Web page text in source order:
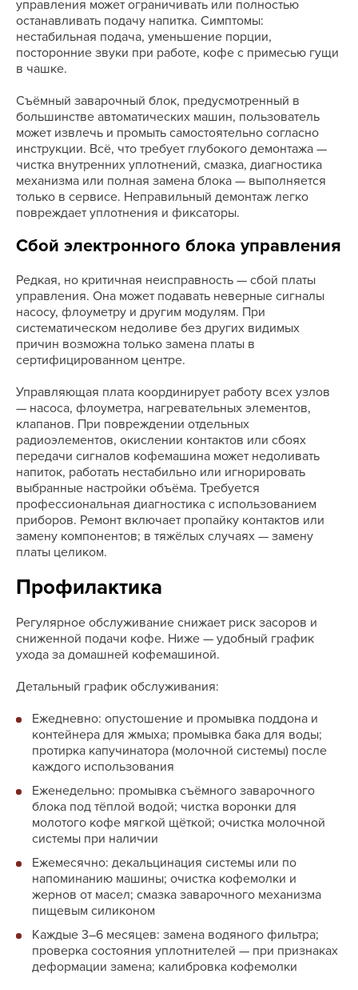
управления может ограничивать или полностью
останавливать подачу напитка. Симптомы:
нестабильная подача, уменьшение порции,
посторонние звуки при работе, кофе с примесью гущи
в чашке.
Съёмный заварочный блок, предусмотренный в
большинстве автоматических машин, пользователь
может извлечь и промыть самостоятельно согласно
инструкции. Всё, что требует глубокого демонтажа —
чистка внутренних уплотнений, смазка, диагностика
механизма или полная замена блока — выполняется
только в сервисе. Неправильный демонтаж легко
повреждает уплотнения и фиксаторы.
Сбой электронного блока управления
Редкая, но критичная неисправность — сбой платы
управления. Она может подавать неверные сигналы
насосу, флоуметру и другим модулям. При
систематическом недоливе без других видимых
причин возможна только замена платы в
сертифицированном центре.
Управляющая плата координирует работу всех узлов
— насоса, флоуметра, нагревательных элементов,
клапанов. При повреждении отдельных
радиоэлементов, окислении контактов или сбоях
передачи сигналов кофемашина может недоливать
напиток, работать нестабильно или игнорировать
выбранные настройки объёма. Требуется
профессиональная диагностика с использованием
приборов. Ремонт включает пропайку контактов или
замену компонентов; в тяжёлых случаях — замену
платы целиком.
Профилактика
Регулярное обслуживание снижает риск засоров и
сниженной подачи кофе. Ниже — удобный график
ухода за домашней кофемашиной.
Детальный график обслуживания:
Ежедневно: опустошение и промывка поддона и
контейнера для жмыха; промывка бака для воды;
протирка капучинатора (молочной системы) после
каждого использования
Еженедельно: промывка съёмного заварочного
блока под тёплой водой; чистка воронки для
молотого кофе мягкой щёткой; очистка молочной
системы при наличии
Ежемесячно: декальцинация системы или по
напоминанию машины; очистка кофемолки и
жернов от масел; смазка заварочного механизма
пищевым силиконом
Каждые 3–6 месяцев: замена водяного фильтра;
проверка состояния уплотнителей — при признаках
деформации замена; калибровка кофемолки